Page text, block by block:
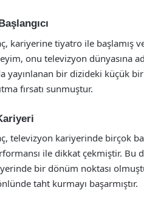
kariyerine tiyatro ile başlamış
onu televizyon dünyasına
yayınlanan bir dizideki küçük
fırsatı sunmuştur.
televizyon kariyerinde birçok
ile dikkat çekmiştir.
bir dönüm noktası
taht kurmayı başarmıştır.